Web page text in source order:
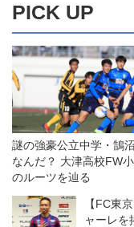
PICK UP
謎の強豪公立中学・鵠
なんだ？ 大津高校FW
のルーツを辿る
【FC東
ャーレを